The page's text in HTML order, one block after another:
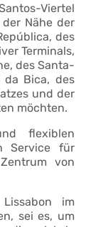
Viertel
Nähe der
des
Terminals,
des Santa-
da Bica, des
und der
möchten.
flexiblen
Service für
von
im
sei es, um